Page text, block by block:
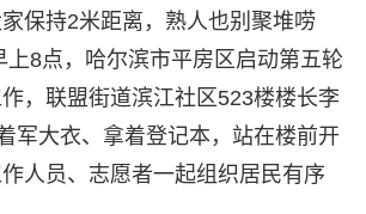
保持2米距离，熟人也别聚堆唠
上8点，哈尔滨市平房区启动第五轮
，联盟街道滨江社区523楼楼长李
军大衣、拿着登记本，站在楼前开
人员、志愿者一起组织居民有序